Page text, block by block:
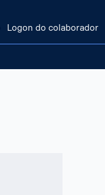
Logon do colaborador